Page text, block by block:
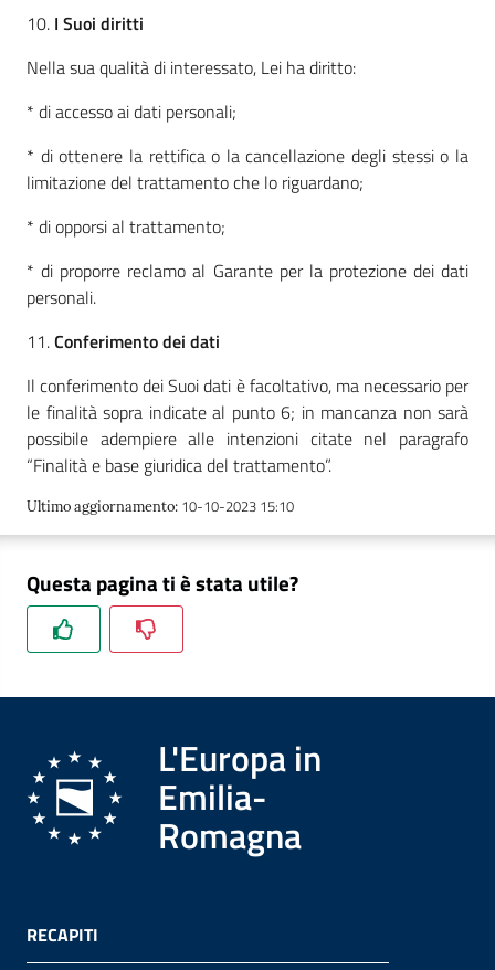
10. I Suoi diritti
Nella sua qualità di interessato, Lei ha diritto:
* di accesso ai dati personali;
* di ottenere la rettifica o la cancellazione degli stessi o la
limitazione del trattamento che lo riguardano;
* di opporsi al trattamento;
* di proporre reclamo al Garante per la protezione dei dati
personali.
11.Conferimento dei dati
Il conferimento dei Suoi dati è facoltativo, ma necessario per
le finalità sopra indicate al punto 6; in mancanza non sarà
possibile adempiere alle intenzioni citate nel paragrafo
“Finalità e base giuridica del trattamento”.
Ultimo aggiornamento: 10-10-2023 15:10
Questa pagina ti è stata utile?
L'Europa in
Emilia-
Romagna
RECAPITI